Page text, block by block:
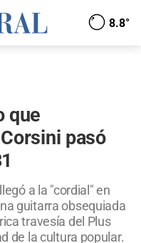
8.8°
que
pasó
a la "cordial" en
guitarra obsequiada
travesía del Plus
de la cultura popular.